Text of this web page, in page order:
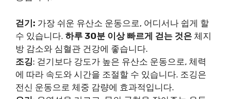
걷기: 가장 쉬운 유산소 운동으로, 어디서나 쉽게 할
수 있습니다. 하루 30분 이상 빠르게 걷는 것은 체지
방 감소와 심혈관 건강에 좋습니다.
조깅: 걷기보다 강도가 높은 유산소 운동으로, 체력
에 따라 속도와 시간을 조절할 수 있습니다. 조깅은
전신 운동으로 체중 감량에 효과적입니다.